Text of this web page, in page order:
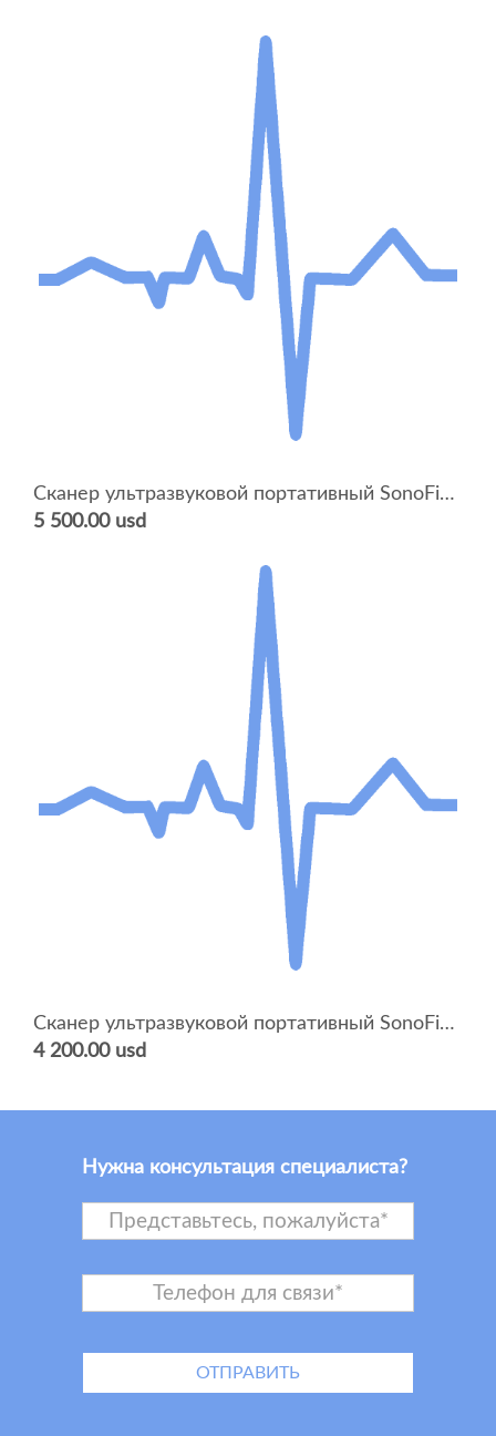
Сканер ультразвуковой портативный SonoFine EUS B2 plus
5 500.00 usd
Сканер ультразвуковой портативный SonoFine EUS B2
4 200.00 usd
Нужна консультация специалиста?